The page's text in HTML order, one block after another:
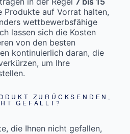
Produkte auf Vorrat halten,
wettbewerbsfähige
lassen sich die Kosten
von den besten
kontinuierlich daran, die
um Ihre
ZURÜCKSENDEN,
GEFÄLLT?
die Ihnen nicht gefallen,